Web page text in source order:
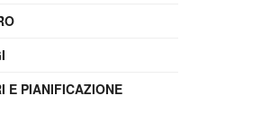
E PIANIFICAZIONE